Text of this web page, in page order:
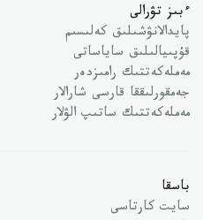
ءبىز تۋرالى
پايدالانۋشىلىق كەلىسىم
قۇپىيالىلىق ساياساتى
مەملەكەتتىك رامىزدەر
جەمقورلىققا قارسى شارالار
مەملەكەتتىك ساتىپ الۋلار
باسقا
سايت كارتاسى